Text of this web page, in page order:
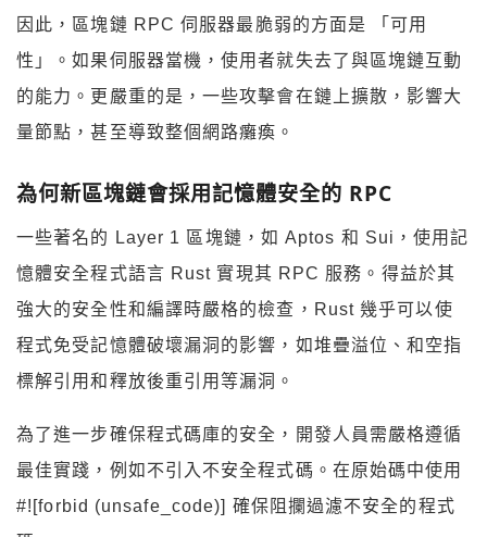
因此，區塊鏈 RPC 伺服器最脆弱的方面是 「可用
性」。如果伺服器當機，使用者就失去了與區塊鏈互動
的能力。更嚴重的是，一些攻擊會在鏈上擴散，影響大
量節點，甚至導致整個網路癱瘓。
為何新區塊鏈會採用記憶體安全的 RPC
一些著名的 Layer 1 區塊鏈，如 Aptos 和 Sui，使用記
憶體安全程式語言 Rust 實現其 RPC 服務。得益於其
強大的安全性和編譯時嚴格的檢查，Rust 幾乎可以使
程式免受記憶體破壞漏洞的影響，如堆疊溢位、和空指
標解引用和釋放後重引用等漏洞。
為了進一步確保程式碼庫的安全，開發人員需嚴格遵循
最佳實踐，例如不引入不安全程式碼。在原始碼中使用
#![forbid (unsafe_code)] 確保阻攔過濾不安全的程式